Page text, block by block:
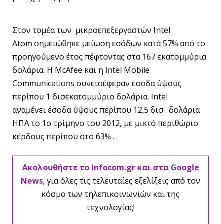
Στον τομέα των μικροεπεξεργαστών Intel
Atom σημειώθηκε μείωση εσόδων κατά 57% από το
προηγούμενο έτος πέφτοντας στα 167 εκατομμύρια
δολάρια. Η McAfee και η Intel Mobile
Communications συνεισέφεραν έσοδα ύψους
περίπου 1 δισεκατομμύριο δολάρια. Intel
αναμένει έσοδα ύψους περίπου 12,5 δισ. δολάρια
ΗΠΑ το 1ο τρίμηνο του 2012, με μικτό περιθώριο
κέρδους περίπου στο 63% .
Ακολουθήστε το Infocom.gr και στα Google
News, για όλες τις τελευταίες εξελίξεις από τον
κόσμο των τηλεπικοινωνιών και της
τεχνολογίας!